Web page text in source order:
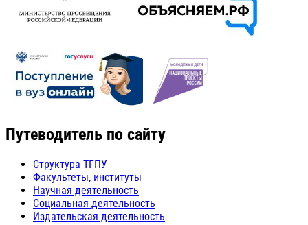
Путеводитель по сайту
Структура ТГПУ
Факультеты, институты
Научная деятельность
Социальная деятельность
Издательская деятельность